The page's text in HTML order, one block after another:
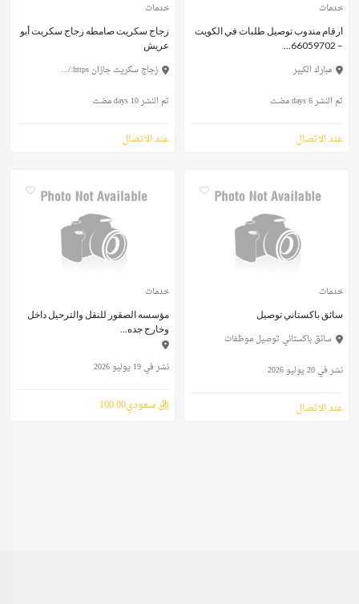
خدمات
ارقام مندوب توصيل طلبات في الكويت
– 66059702...
مبارك الكبير
تم النشر 6 days مضت
عند الاتصال
خدمات
زجاج سكريت صامطه زجاج سكريت أبو
عريش
زجاج سكريت جازان https:/...
تم النشر 10 days مضت
عند الاتصال
خدمات
سائق باكستاني توصيل
سائق باكستاني توصيل موظفات
نشر في 20 يوليو 2026
عند الاتصال
خدمات
مؤسسه الصقور للنقل والترحيل داخل
وخارج جده...
نشر في 19 يوليو 2026
ريال سعودي100.00